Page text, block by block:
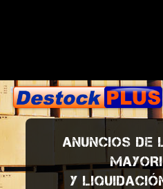
ANUNCIOS DE
Y